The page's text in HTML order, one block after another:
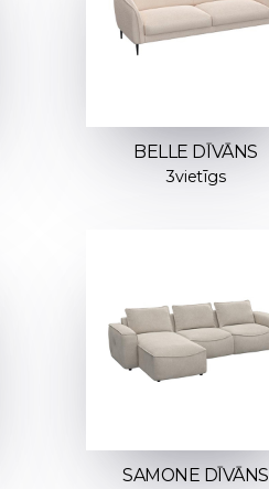
BELLE DĪVĀNS
3vietīgs
SAMONE DĪVĀNS